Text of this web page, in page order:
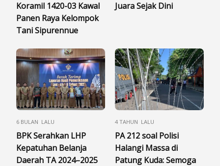
Koramil 1420-03 Kawal
Panen Raya Kelompok
Tani Sipurennue
Juara Sejak Dini
6 BULAN LALU
BPK Serahkan LHP
Kepatuhan Belanja
Daerah TA 2024–2025
4 TAHUN LALU
PA 212 soal Polisi
Halangi Massa di
Patung Kuda: Semoga